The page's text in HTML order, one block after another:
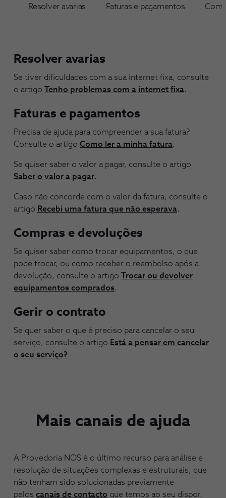
Resolver avarias Faturas e pagamentos
Resolver avarias
Se tiver dificuldades com a sua internet fixa, consulte
o artigo Tenho problemas com a internet fixa.
Faturas e pagamentos
Precisa de ajuda para compreender a sua fatura?
Consulte o artigo Como ler a minha fatura.
Se quiser saber o valor a pagar, consulte o artigo
Saber o valor a pagar.
Caso não concorde com o valor da fatura, consulte o
artigo Recebi uma fatura que não esperava.
Compras e devoluções
Se quiser saber como trocar equipamentos, o que
pode trocar, ou como receber o reembolso após a
devolução, consulte o artigo Trocar ou devolver
equipamentos comprados.
Gerir o contrato
Se quer saber o que é preciso para cancelar o seu
serviço, consulte o artigo Está a pensar em cancelar
o seu serviço?
Mais canais de ajuda
A Provedoria NOS é o último recurso para análise e
resolução de situações complexas e estruturais, que
não tenham sido solucionadas previamente
pelos canais de contacto que temos ao seu dispor.